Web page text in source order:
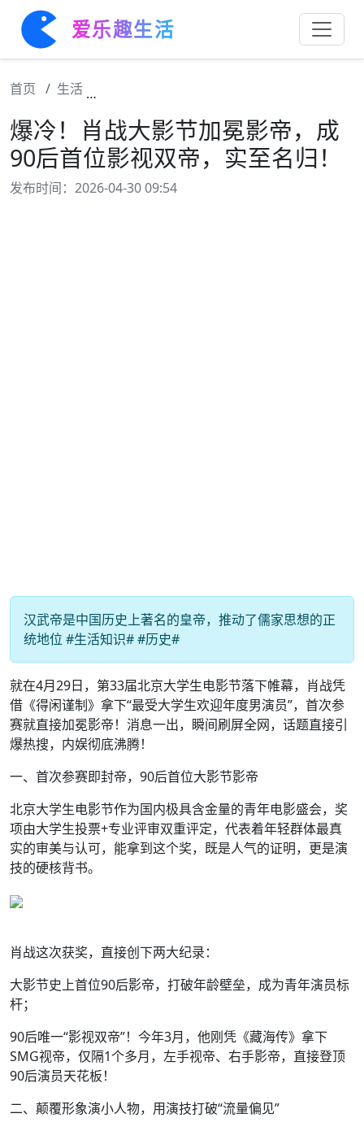
爱乐趣生活
首页 生活
爆冷！肖战大影节加冕影帝，成
90后首位影视双帝，实至名归！
发布时间：2026-04-30 09:54
汉武帝是中国历史上著名的皇帝，推动了儒家思想的正
统地位 #生活知识# #历史#
就在4月29日，第33届北京大学生电影节落下帷幕，肖战凭
借《得闲谨制》拿下“最受大学生欢迎年度男演员”，首次参
赛就直接加冕影帝！消息一出，瞬间刷屏全网，话题直接引
爆热搜，内娱彻底沸腾！
一、首次参赛即封帝，90后首位大影节影帝
北京大学生电影节作为国内极具含金量的青年电影盛会，奖
项由大学生投票+专业评审双重评定，代表着年轻群体最真
实的审美与认可，能拿到这个奖，既是人气的证明，更是演
技的硬核背书。
肖战这次获奖，直接创下两大纪录：
大影节史上首位90后影帝，打破年龄壁垒，成为青年演员标
杆；
90后唯一“影视双帝”！今年3月，他刚凭《藏海传》拿下
SMG视帝，仅隔1个多月，左手视帝、右手影帝，直接登顶
90后演员天花板！
二、颠覆形象演小人物，用演技打破“流量偏见”